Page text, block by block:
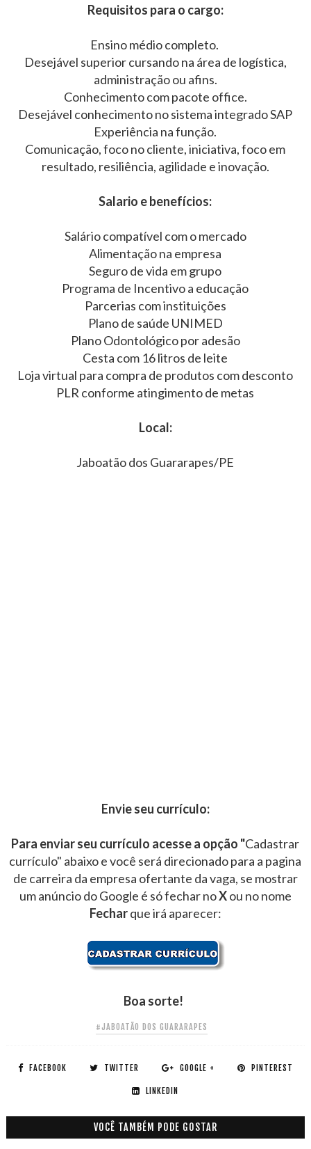
Requisitos para o cargo:
Ensino médio completo.
Desejável superior cursando na área de logística,
administração ou afins.
Conhecimento com pacote office.
Desejável conhecimento no sistema integrado SAP
Experiência na função.
Comunicação, foco no cliente, iniciativa, foco em
resultado, resiliência, agilidade e inovação.
Salario e benefícios:
Salário compatível com o mercado
Alimentação na empresa
Seguro de vida em grupo
Programa de Incentivo a educação
Parcerias com instituições
Plano de saúde UNIMED
Plano Odontológico por adesão
Cesta com 16 litros de leite
Loja virtual para compra de produtos com desconto
PLR conforme atingimento de metas
Local:
Jaboatão dos Guararapes/PE
Envie seu currículo:
Para enviar seu currículo acesse a opção "Cadastrar
currículo" abaixo e você será direcionado para a pagina
de carreira da empresa ofertante da vaga, se mostrar
um anúncio do Google é só fechar noXou no nome
Fecharque irá aparecer:
Boa sorte!
#JABOATÃO DOS GUARARAPES
FACEBOOK TWITTER GOOGLE + PINTEREST
LINKEDIN
VOCÊ TAMBÉM PODE GOSTAR